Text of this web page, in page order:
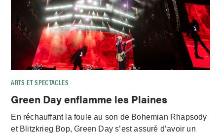
ARTS ET SPECTACLES
Green Day enflamme les Plaines
En réchauffant la foule au son de Bohemian Rhapsody
et Blitzkrieg Bop, Green Day s’est assuré d’avoir un